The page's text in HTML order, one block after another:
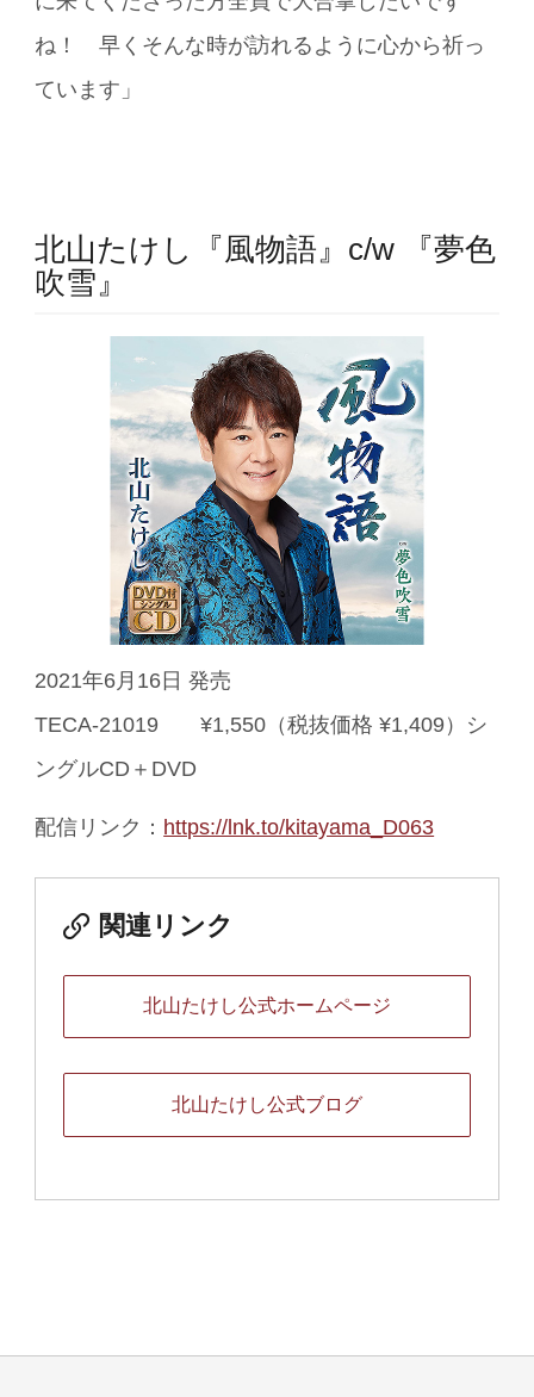
ね！ 早くそんな時が訪れるように心から祈っ
ています」
北山たけし『風物語』c/w 『夢色
吹雪』
2021年6月16日 発売
TECA-21019 ¥1,550（税抜価格 ¥1,409）シ
ングルCD＋DVD
配信リンク： https://lnk.to/kitayama_D063
関連リンク
北山たけし公式ホームページ
北山たけし公式ブログ